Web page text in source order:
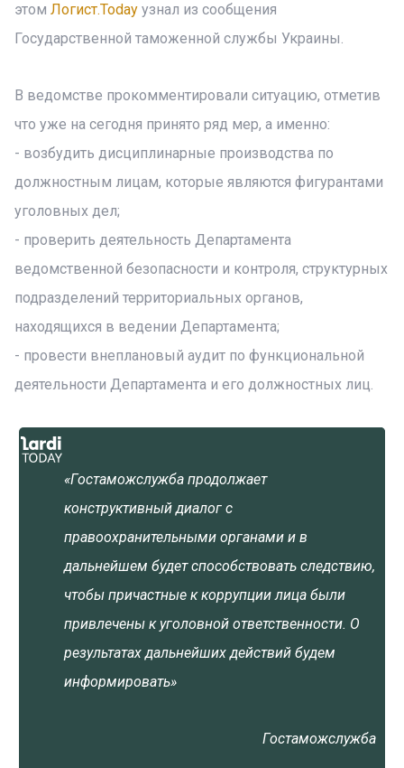
этом Логист.Today узнал из сообщения
Государственной таможенной службы Украины.
В ведомстве прокомментировали ситуацию, отметив
что уже на сегодня принято ряд мер, а именно:
- возбудить дисциплинарные производства по
должностным лицам, которые являются фигурантами
уголовных дел;
- проверить деятельность Департамента
ведомственной безопасности и контроля, структурных
подразделений территориальных органов,
находящихся в ведении Департамента;
- провести внеплановый аудит по функциональной
деятельности Департамента и его должностных лиц.
«Гостаможслужба продолжает
конструктивный диалог с
правоохранительными органами и в
дальнейшем будет способствовать следствию,
чтобы причастные к коррупции лица были
привлечены к уголовной ответственности. О
результатах дальнейших действий будем
информировать»
Гостаможслужба